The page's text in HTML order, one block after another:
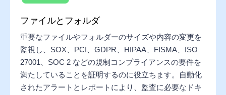
ファイルとフォルダ
重要なファイルやフォルダーのサイズや内容の変更を
監視し、SOX、PCI、GDPR、HIPAA、FISMA、ISO
27001、SOC 2 などの規制コンプライアンスの要件を
満たしていることを証明するのに役立ちます。自動化
されたアラートとレポートにより、監査に必要なドキ